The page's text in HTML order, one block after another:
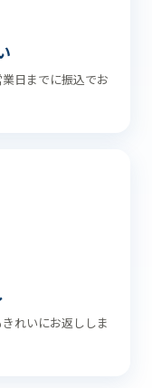
日までに振込でお
れいにお返ししま